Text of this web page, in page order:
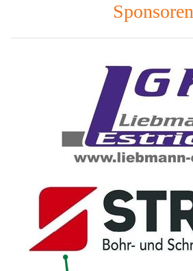
Sponsoren